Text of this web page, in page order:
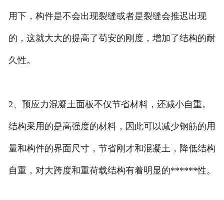
用下，构件是不会出现裂缝或者是裂缝会推迟出现
的，这就大大的提高了苟安的刚度，增加了结构的耐
久性。
2、预应力混凝土面板不仅节省材料，还减小自重。
结构采用的是高强度的材料，因此可以减少钢筋的用
量和构件的界面尺寸，节省刚才和混凝土，降低结构
自重，对大跨度和重荷载结构有着明显的******性。